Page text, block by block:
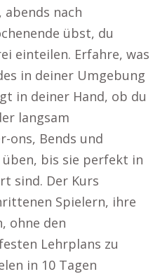
nach
übst, du
einteilen. Erfahre, was
in deiner Umgebung
in deiner Hand, ob du
langsam
ons, Bends und
bis sie perfekt in
sind. Der Kurs
Spielern, ihre
ohne den
Lehrplans zu
in 10 Tagen